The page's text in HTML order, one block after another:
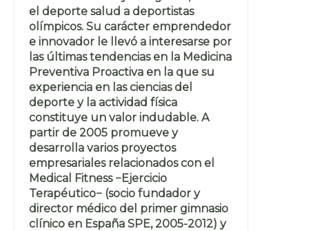
el deporte salud a deportistas
olímpicos. Su carácter emprendedor
e innovador le llevó a interesarse por
las últimas tendencias en la Medicina
Preventiva Proactiva en la que su
experiencia en las ciencias del
deporte y la actividad física
constituye un valor indudable. A
partir de 2005 promueve y
desarrolla varios proyectos
empresariales relacionados con el
Medical Fitness −Ejercicio
Terapéutico− (socio fundador y
director médico del primer gimnasio
clínico en España SPE, 2005-2012) y